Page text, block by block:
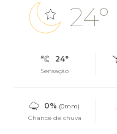
24°
24°
Sensação
0% (0mm)
Chance de chuva